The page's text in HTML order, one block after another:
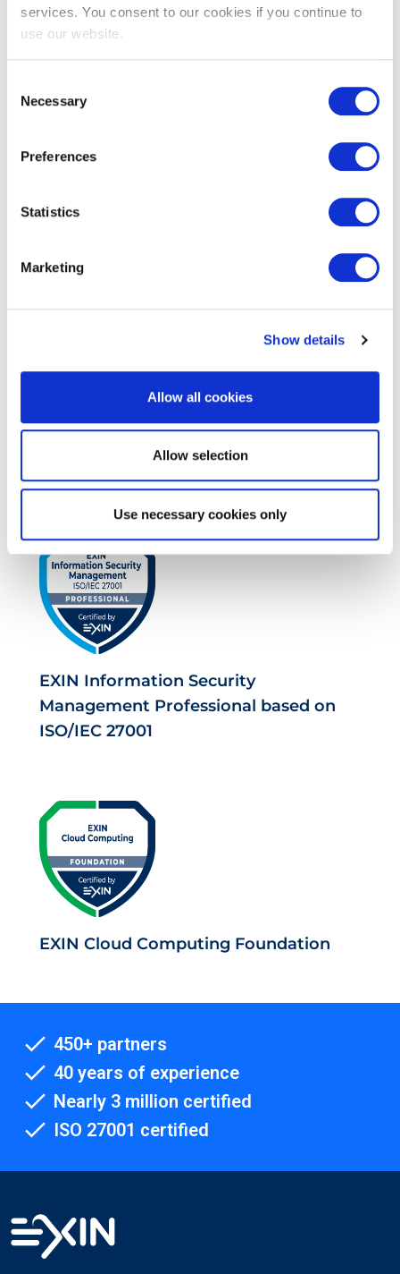
services. You consent to our cookies if you continue to
use our website.
Selection
Necessary
Preferences
Statistics
Marketing
Show details
Allow all cookies
Allow selection
Use necessary cookies only
EXIN Privacy & Data Protection
EXIN Information Security
Management Professional based on
ISO/IEC 27001
EXIN Cloud Computing Foundation
450+ partners
40 years of experience
Nearly 3 million certified
ISO 27001 certified